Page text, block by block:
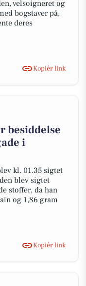
velsoigneret og
bogstaver på,
deres
Kopiér link
besiddelse
i
kl. 01.35 sigtet
blev sigtet
stoffer, da han
og 1,86 gram
Kopiér link